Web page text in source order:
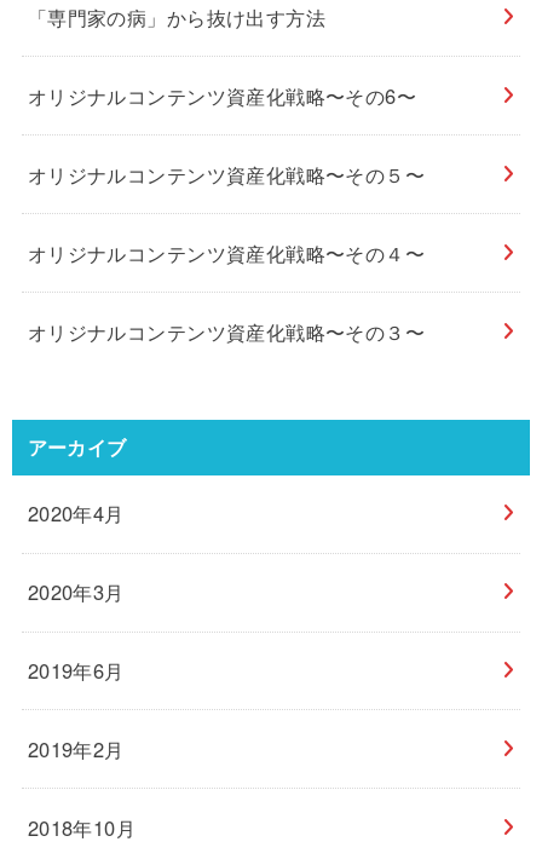
「専門家の病」から抜け出す方法
オリジナルコンテンツ資産化戦略〜その6〜
オリジナルコンテンツ資産化戦略〜その５〜
オリジナルコンテンツ資産化戦略〜その４〜
オリジナルコンテンツ資産化戦略〜その３〜
アーカイブ
2020年4月
2020年3月
2019年6月
2019年2月
2018年10月